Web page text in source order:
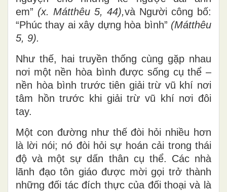
em” (x. Mátthêu 5, 44),và Người công bố:
“Phúc thay ai xây dựng hòa bình” (Mátthêu
5, 9).
Như thế, hai truyền thống cùng gặp nhau
nơi một nền hòa bình được sống cụ thể –
nền hòa bình trước tiên giải trừ vũ khí nơi
tâm hồn trước khi giải trừ vũ khí nơi đôi
tay.
Một con đường như thế đòi hỏi nhiều hơn
là lời nói; nó đòi hỏi sự hoán cải trong thái
độ và một sự dấn thân cụ thể. Các nhà
lãnh đạo tôn giáo được mời gọi trở thành
những đối tác đích thực của đối thoại và là